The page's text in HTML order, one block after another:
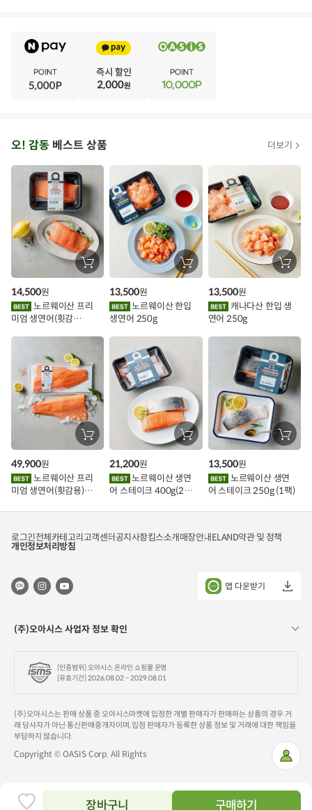
마
이
지
장바구니 구매하기
아
시
인
이
트
오! 감동 베스트 상품 더보기
장
바
에
담
노르웨이산 프리
미엄 생연어(횟감
14,500원
장
바
에
담
노르웨이산 한입
생연어 250g
13,500원
장
바
에
담
연어 250g
13,500원
장
바
에
담
기
노르웨이산 프리
미엄 생연어(횟감용)
49,900원
장
바
에
담
기
노르웨이산 생연
어 스테이크 400g(2조
21,200원
장
바
에
담
기
어 스테이크 250g (1팩)
13,500원
로그인전체카테고리고객센터공지사항킴스소개매장안내ELAND약관 및 정책
개인정보처리방침
앱 다운받기
(주)오아시스 사업자 정보 확인
[인증범위] 오아시스 온라인 쇼핑몰 운영
[유효기간] 2026.08.02 ~ 2029.08.01
(주)오아시스는 판매 상품 중 오아시스마켓에 입점한 개별 판매자가 판매하는 상품의 경우 거
래 당사자가 아닌 통신판매중개자이며, 입점 판매자가 등록한 상품 정보 및 거래에 대한 책임을
부담하지 않습니다.
Copyright © OASIS Corp. All Rights